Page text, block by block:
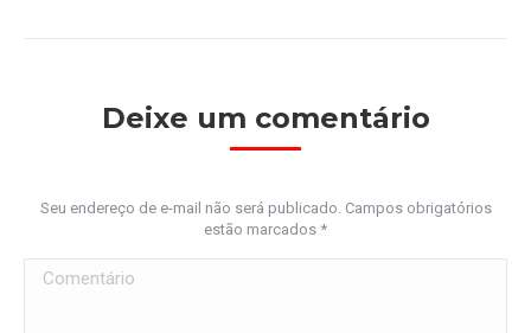
Deixe um comentário
Seu endereço de e-mail não será publicado. Campos obrigatórios
estão marcados *
Comentário